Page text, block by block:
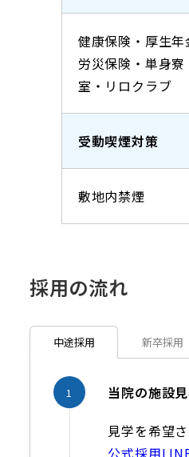
健康保険・厚生年
労災保険・単身
室・リロクラブ
受動喫煙対策
敷地内禁煙
採用の流れ
中途採用 新卒採用
当院の施設
見学を希望
公式採用